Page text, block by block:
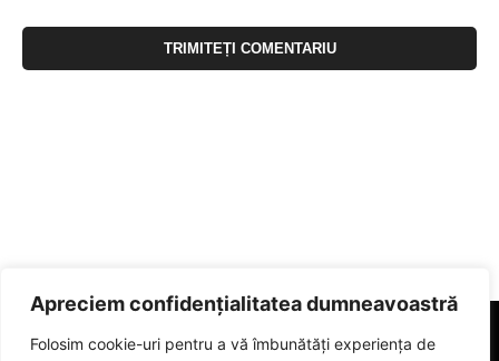
Apreciem confidențialitatea dumneavoastră
Folosim cookie-uri pentru a vă îmbunătăți experiența de